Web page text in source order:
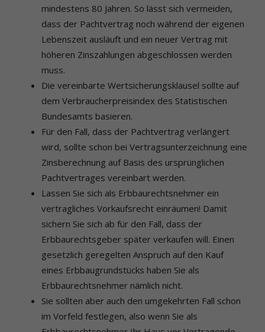
mindestens 80 Jahren. So lässt sich vermeiden,
dass der Pachtvertrag noch während der eigenen
Lebenszeit ausläuft und ein neuer Vertrag mit
höheren Zinszahlungen abgeschlossen werden
muss.
Die vereinbarte Wertsicherungsklausel sollte auf
dem Verbraucherpreisindex des Statistischen
Bundesamts basieren.
Für den Fall, dass der Pachtvertrag verlängert
wird, sollte schon bei Vertragsunterzeichnung eine
Zinsberechnung auf Basis des ursprünglichen
Pachtvertrages vereinbart werden.
Lassen Sie sich als Erbbaurechtsnehmer ein
vertragliches Vorkaufsrecht einräumen! Damit
sichern Sie sich ab für den Fall, dass der
Erbbaurechtsgeber später verkaufen will. Einen
gesetzlich geregelten Anspruch auf den Kauf
eines Erbbaugrundstücks haben Sie als
Erbbaurechtsnehmer nämlich nicht.
Sie sollten aber auch den umgekehrten Fall schon
im Vorfeld festlegen, also wenn Sie als